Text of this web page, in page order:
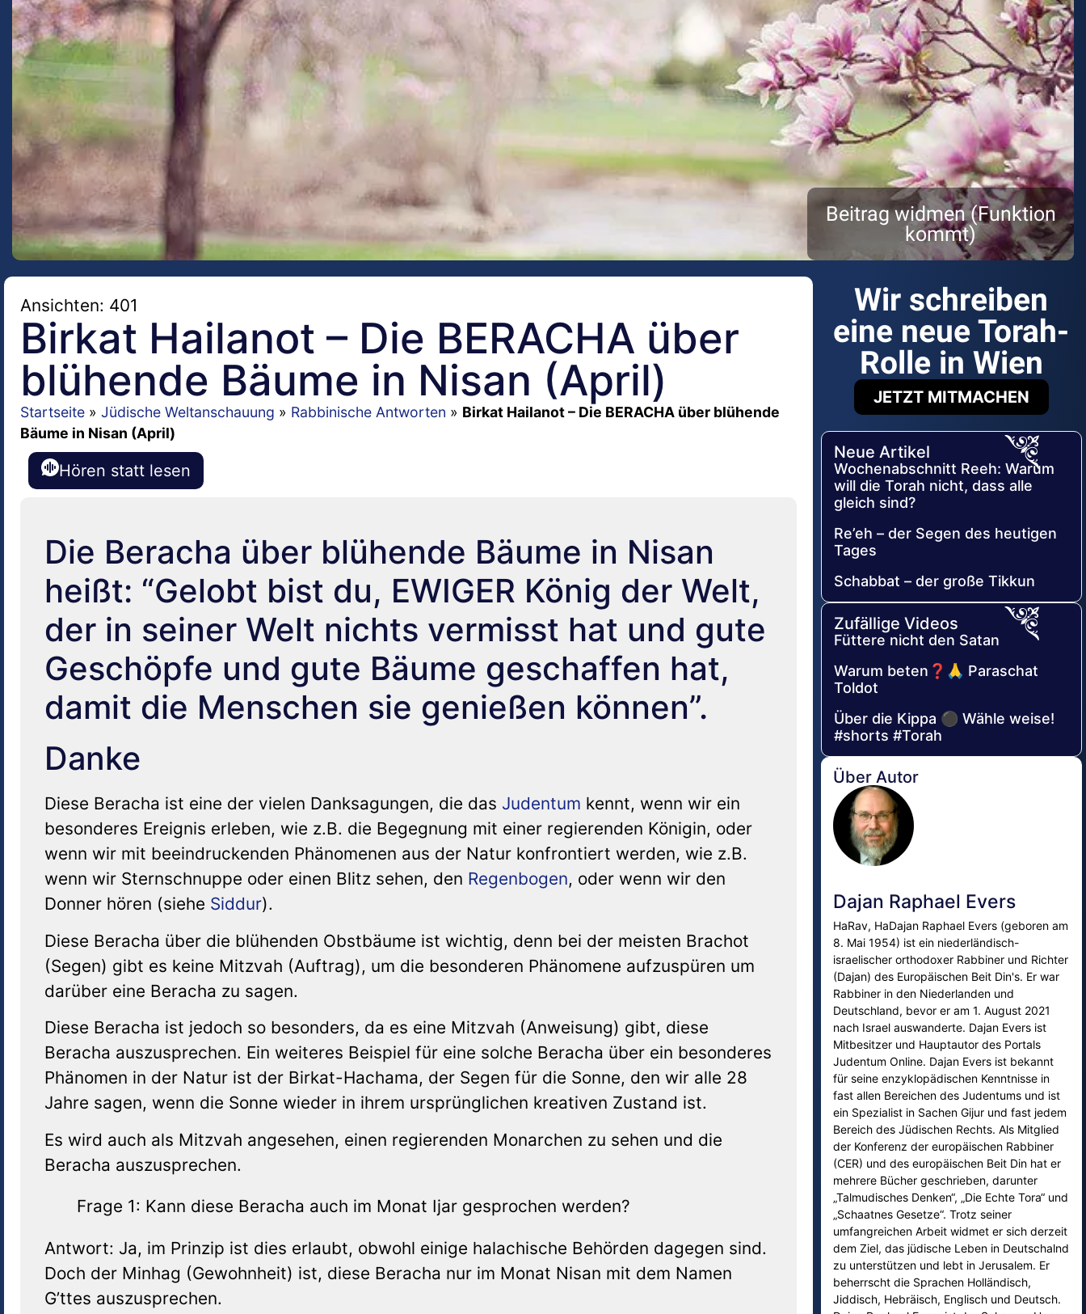
Beitrag widmen (Funktion
kommt)
Ansichten: 401
Birkat Hailanot – Die BERACHA über
blühende Bäume in Nisan (April)
Startseite » Jüdische Weltanschauung » Rabbinische Antworten » Birkat Hailanot – Die BERACHA über blühende
Bäume in Nisan (April)
Hören statt lesen
Die Beracha über blühende Bäume in Nisan
heißt: “Gelobt bist du, EWIGER König der Welt,
der in seiner Welt nichts vermisst hat und gute
Geschöpfe und gute Bäume geschaffen hat,
damit die Menschen sie genießen können”.
Danke
Diese Beracha ist eine der vielen Danksagungen, die das Judentum kennt, wenn wir ein
besonderes Ereignis erleben, wie z.B. die Begegnung mit einer regierenden Königin, oder
wenn wir mit beeindruckenden Phänomenen aus der Natur konfrontiert werden, wie z.B.
wenn wir Sternschnuppe oder einen Blitz sehen, den Regenbogen, oder wenn wir den
Donner hören (siehe Siddur).
Diese Beracha über die blühenden Obstbäume ist wichtig, denn bei der meisten Brachot
(Segen) gibt es keine Mitzvah (Auftrag), um die besonderen Phänomene aufzuspüren um
darüber eine Beracha zu sagen.
Diese Beracha ist jedoch so besonders, da es eine Mitzvah (Anweisung) gibt, diese
Beracha auszusprechen. Ein weiteres Beispiel für eine solche Beracha über ein besonderes
Phänomen in der Natur ist der Birkat-Hachama, der Segen für die Sonne, den wir alle 28
Jahre sagen, wenn die Sonne wieder in ihrem ursprünglichen kreativen Zustand ist.
Es wird auch als Mitzvah angesehen, einen regierenden Monarchen zu sehen und die
Beracha auszusprechen.
Frage 1: Kann diese Beracha auch im Monat Ijar gesprochen werden?
Antwort: Ja, im Prinzip ist dies erlaubt, obwohl einige halachische Behörden dagegen sind.
Doch der Minhag (Gewohnheit) ist, diese Beracha nur im Monat Nisan mit dem Namen
G’ttes auszusprechen.
Wir schreiben
eine neue Torah-
Rolle in Wien
JETZT MITMACHEN
Neue Artikel
Wochenabschnitt Reeh: Warum
will die Torah nicht, dass alle
gleich sind?
Re’eh – der Segen des heutigen
Tages
Schabbat – der große Tikkun
Zufällige Videos
Füttere nicht den Satan
Warum beten❓🙏 Paraschat
Toldot
Über die Kippa ⚫ Wähle weise!
#shorts #Torah
Über Autor
Dajan Raphael Evers
HaRav, HaDajan Raphael Evers (geboren am
8. Mai 1954) ist ein niederländisch-
israelischer orthodoxer Rabbiner und Richter
(Dajan) des Europäischen Beit Din's. Er war
Rabbiner in den Niederlanden und
Deutschland, bevor er am 1. August 2021
nach Israel auswanderte. Dajan Evers ist
Mitbesitzer und Hauptautor des Portals
Judentum Online. Dajan Evers ist bekannt
für seine enzyklopädischen Kenntnisse in
fast allen Bereichen des Judentums und ist
ein Spezialist in Sachen Gijur und fast jedem
Bereich des Jüdischen Rechts. Als Mitglied
der Konferenz der europäischen Rabbiner
(CER) und des europäischen Beit Din hat er
mehrere Bücher geschrieben, darunter
„Talmudisches Denken“, „Die Echte Tora“ und
„Schaatnes Gesetze“. Trotz seiner
umfangreichen Arbeit widmet er sich derzeit
dem Ziel, das jüdische Leben in Deutschalnd
zu unterstützen und lebt in Jerusalem. Er
beherrscht die Sprachen Holländisch,
Jiddisch, Hebräisch, Englisch und Deutsch.